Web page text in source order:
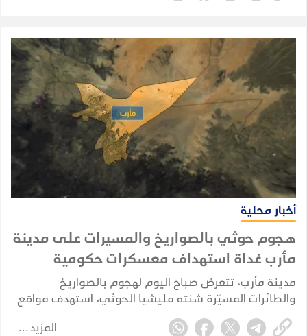
أخبار محلية
هجوم حوثي بالصواريخ والمسيرات على مدينة
مأرب غداة استهداف معسكرات حكومية
مدينة مأرب، تتعرض صباح اليوم لهجوم بالصواريخ
والطائرات المسيّرة شنته مليشيا الحوثي، استهدف مواقع
شمالي المدينة، وفق ما أكدته مصادر محلية.
المزيد